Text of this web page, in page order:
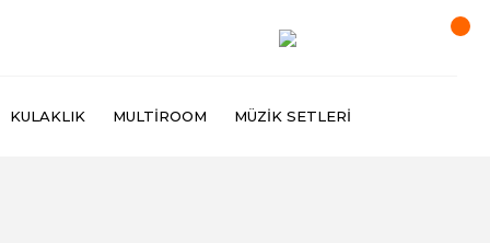
KULAKLIK MULTIROOM MÜZIK SETLERI